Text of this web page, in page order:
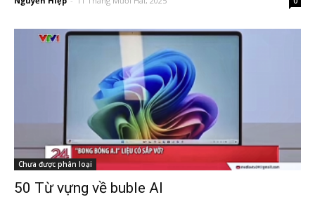
Chưa được phân loại
50 Từ vựng về buble AI